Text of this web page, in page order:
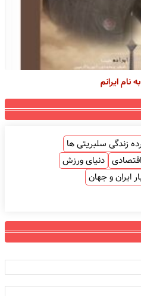
ایرانم
زندگی سلبریتی ها
دنیای ورزش
ایران و جهان